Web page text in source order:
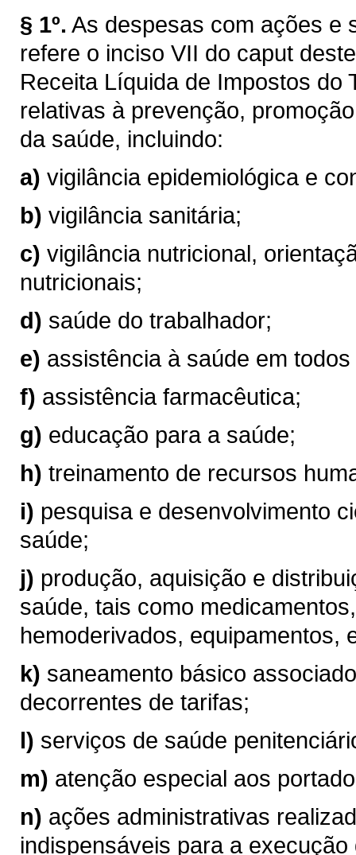
§ 1º. As despesas com ações e
refere o inciso VII do caput
Receita Líquida de Impostos do
relativas à prevenção,
da saúde, incluindo:
a) vigilância epidemiológica e
b) vigilância sanitária;
c) vigilância nutricional,
nutricionais;
d) saúde do trabalhador;
e) assistência à saúde em
f) assistência farmacêutica;
g) educação para a saúde;
h) treinamento de recursos
i) pesquisa e desenvolvimento
saúde;
j) produção, aquisição e
saúde, tais como
hemoderivados, equipamentos,
k) saneamento básico
decorrentes de tarifas;
l) serviços de saúde
m) atenção especial aos
n) ações administrativas
indispensáveis para a